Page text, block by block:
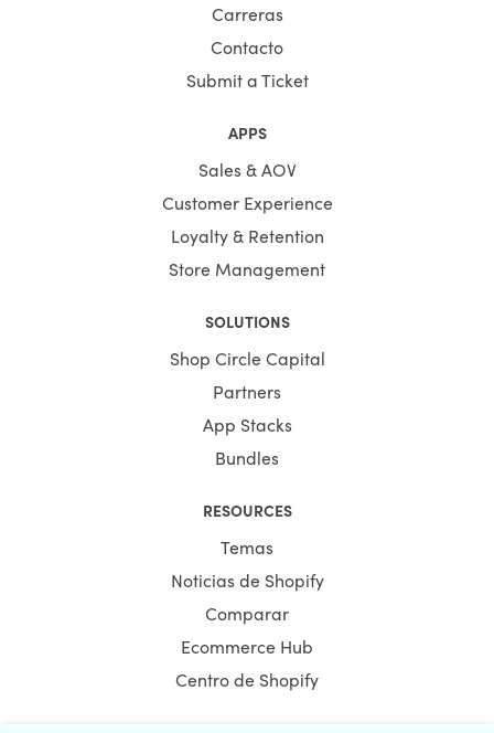
Carreras
Contacto
Submit a Ticket
APPS
Sales & AOV
Customer Experience
Loyalty & Retention
Store Management
SOLUTIONS
Shop Circle Capital
Partners
App Stacks
Bundles
RESOURCES
Temas
Noticias de Shopify
Comparar
Ecommerce Hub
Centro de Shopify